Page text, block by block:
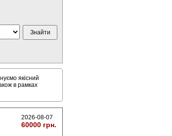
якісний
в рамках
2026-08-07
60000 грн.